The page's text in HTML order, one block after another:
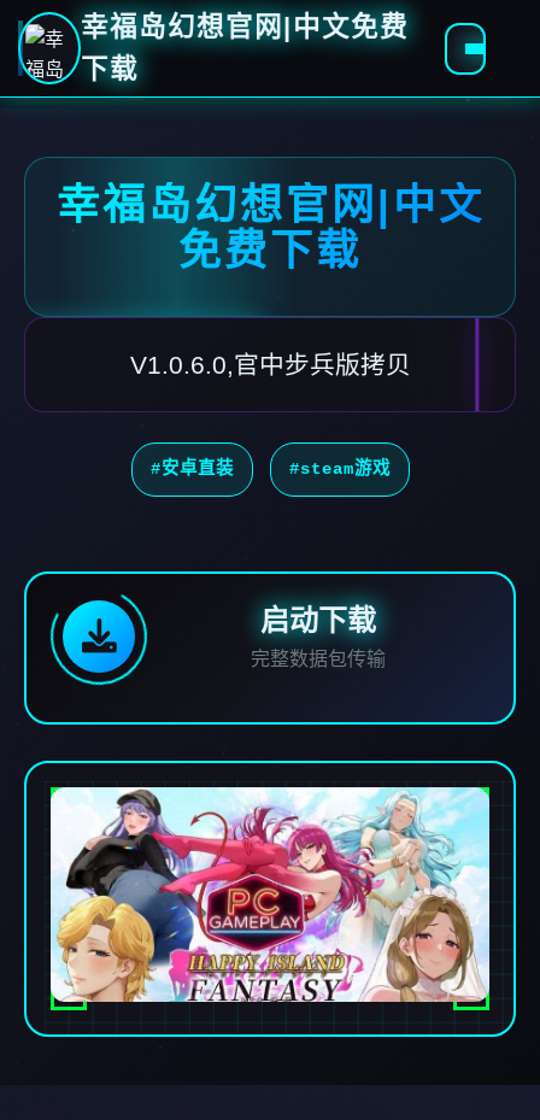
幸福岛幻想官网|中文免费
下载
幸福岛幻想官网|中文
免费下载
V1.0.6.0,官中步兵版拷贝
#安卓直装 #steam游戏
启动下载
完整数据包传输